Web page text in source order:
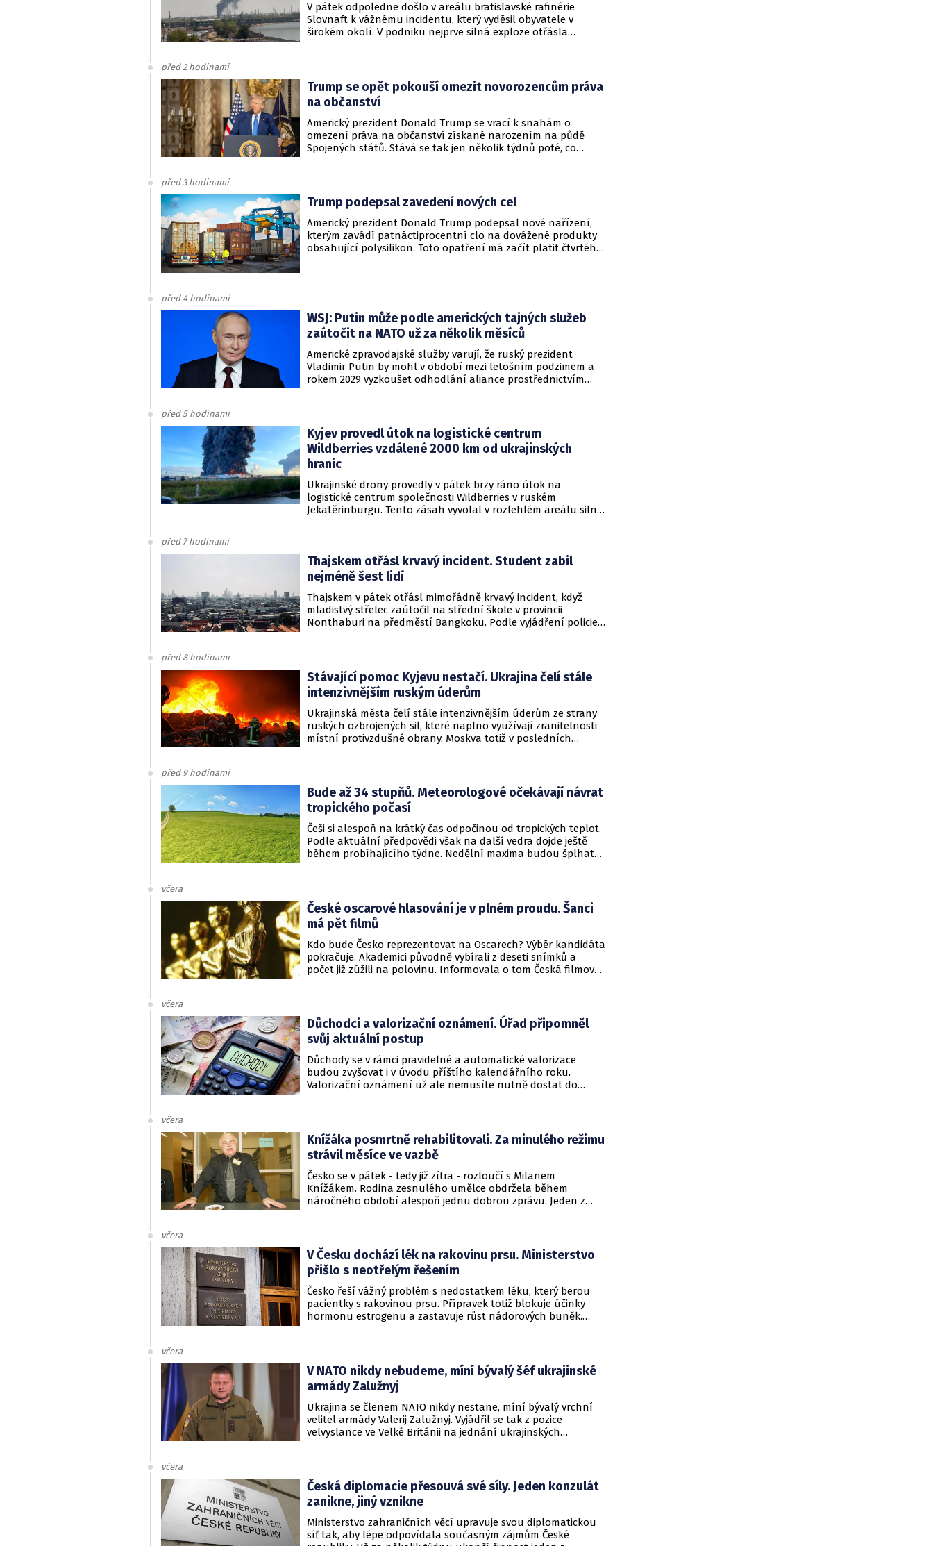
V pátek odpoledne došlo v areálu bratislavské rafinérie
Slovnaft k vážnému incidentu, který vyděsil obyvatele v
širokém okolí. V podniku nejprve silná exploze otřásla
před 2 hodinami
Trump se opět pokouší omezit novorozencům práva
na občanství
Americký prezident Donald Trump se vrací k snahám o
omezení práva na občanství získané narozením na půdě
Spojených států. Stává se tak jen několik týdnů poté, co
před 3 hodinami
Trump podepsal zavedení nových cel
Americký prezident Donald Trump podepsal nové nařízení,
kterým zavádí patnáctiprocentní clo na dovážené produkty
obsahující polysilikon. Toto opatření má začít platit čtvrtého
před 4 hodinami
WSJ: Putin může podle amerických tajných služeb
zaútočit na NATO už za několik měsíců
Americké zpravodajské služby varují, že ruský prezident
Vladimir Putin by mohl v období mezi letošním podzimem a
rokem 2029 vyzkoušet odhodlání aliance prostřednictvím
přicházejí v době, kdy Moskva čelí rostoucímu tlaku kvůli
situaci na ukrajinské frontě. Masivní škody, které ukrajinské
drony způsobují ruskému zázemí, totiž Kreml zahnaly do
kouta.
před 5 hodinami
Kyjev provedl útok na logistické centrum
Wildberries vzdálené 2000 km od ukrajinských
hranic
Ukrajinské drony provedly v pátek brzy ráno útok na
logistické centrum společnosti Wildberries v ruském
Jekatěrinburgu. Tento zásah vyvolal v rozlehlém areálu silný
RWB, který řídí veškeré logistické operace.
před 7 hodinami
Thajskem otřásl krvavý incident. Student zabil
nejméně šest lidí
Thajskem v pátek otřásl mimořádně krvavý incident, když
mladistvý střelec zaútočil na střední škole v provincii
Nonthaburi na předměstí Bangkoku. Podle vyjádření policie
před 8 hodinami
Stávající pomoc Kyjevu nestačí. Ukrajina čelí stále
intenzivnějším ruským úderům
Ukrajinská města čelí stále intenzivnějším úderům ze strany
ruských ozbrojených sil, které naplno využívají zranitelnosti
místní protivzdušné obrany. Moskva totiž v posledních
obyvatelstvu dává jen pramalou šanci se včas ukrýt.
před 9 hodinami
Bude až 34 stupňů. Meteorologové očekávají návrat
tropického počasí
Češi si alespoň na krátký čas odpočinou od tropických teplot.
Podle aktuální předpovědi však na další vedra dojde ještě
během probíhajícího týdne. Nedělní maxima budou šplhat
včera
České oscarové hlasování je v plném proudu. Šanci
má pět filmů
Kdo bude Česko reprezentovat na Oscarech? Výběr kandidáta
pokračuje. Akademici původně vybírali z deseti snímků a
počet již zúžili na polovinu. Informovala o tom Česká filmová
včera
Důchodci a valorizační oznámení. Úřad připomněl
svůj aktuální postup
Důchody se v rámci pravidelné a automatické valorizace
budou zvyšovat i v úvodu příštího kalendářního roku.
Valorizační oznámení už ale nemusíte nutně dostat do
včera
Knížáka posmrtně rehabilitovali. Za minulého režimu
strávil měsíce ve vazbě
Česko se v pátek - tedy již zítra - rozloučí s Milanem
Knížákem. Rodina zesnulého umělce obdržela během
náročného období alespoň jednu dobrou zprávu. Jeden z
včera
V Česku dochází lék na rakovinu prsu. Ministerstvo
přišlo s neotřelým řešením
Česko řeší vážný problém s nedostatkem léku, který berou
pacientky s rakovinou prsu. Přípravek totiž blokuje účinky
hormonu estrogenu a zastavuje růst nádorových buněk.
včera
V NATO nikdy nebudeme, míní bývalý šéf ukrajinské
armády Zalužnyj
Ukrajina se členem NATO nikdy nestane, míní bývalý vrchní
velitel armády Valerij Zalužnyj. Vyjádřil se tak z pozice
velvyslance ve Velké Británii na jednání ukrajinských
včera
Česká diplomacie přesouvá své síly. Jeden konzulát
zanikne, jiný vznikne
Ministerstvo zahraničních věcí upravuje svou diplomatickou
síť tak, aby lépe odpovídala současným zájmům České